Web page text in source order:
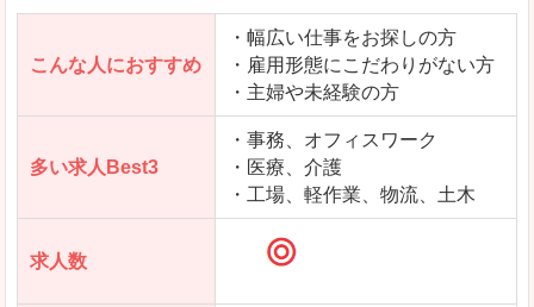
こんな人におすすめ
・幅広い仕事をお探しの方
・雇用形態にこだわりがない方
・主婦や未経験の方
多い求人Best3
・事務、オフィスワーク
・医療、介護
・工場、軽作業、物流、土木
求人数